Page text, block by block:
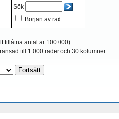
Sök
Början av rad
tillåtna antal är 100 000)
till 1 000 rader och 30 kolumner